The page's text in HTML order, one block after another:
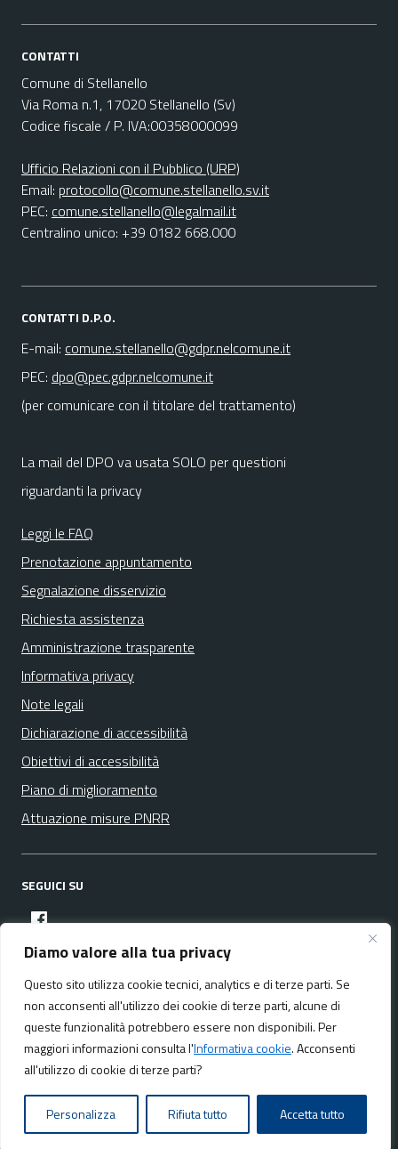
Diamo valore alla tua privacy
Questo sito utilizza cookie tecnici, analytics e di terze parti. Se
non acconsenti all'utilizzo dei cookie di terze parti, alcune di
queste funzionalità potrebbero essere non disponibili. Per
maggiori informazioni consulta l'Informativa cookie. Acconsenti
all'utilizzo di cookie di terze parti?
Personalizza Rifiuta tutto Accetta tutto
CONTATTI
Comune di Stellanello
Via Roma n.1, 17020 Stellanello (Sv)
Codice fiscale / P. IVA:00358000099
Ufficio Relazioni con il Pubblico (URP)
Email: protocollo@comune.stellanello.sv.it
PEC: comune.stellanello@legalmail.it
Centralino unico: +39 0182 668.000
CONTATTI D.P.O.
E-mail: comune.stellanello@gdpr.nelcomune.it
PEC: dpo@pec.gdpr.nelcomune.it
(per comunicare con il titolare del trattamento)
La mail del DPO va usata SOLO per questioni
riguardanti la privacy
Leggi le FAQ
Prenotazione appuntamento
Segnalazione disservizio
Richiesta assistenza
Amministrazione trasparente
Informativa privacy
Note legali
Dichiarazione di accessibilità
Obiettivi di accessibilità
Piano di miglioramento
Attuazione misure PNRR
SEGUICI SU
facebook
Media policy Mappa del sito
Realizzato da:NeMeA Sistemi Srl